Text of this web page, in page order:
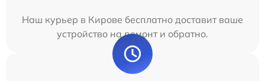
Наш курьер в Кирове бесплатно доставит ваше
устройство на ремонт и обратно.